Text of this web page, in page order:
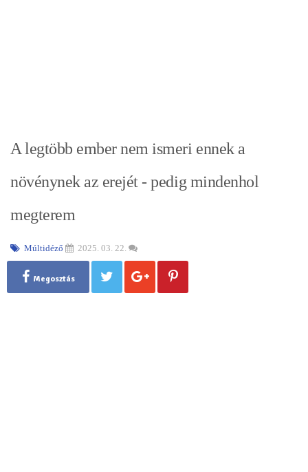
A legtöbb ember nem ismeri ennek a
növénynek az erejét - pedig mindenhol
megterem
Múltidéző 2025. 03. 22.
Megosztás